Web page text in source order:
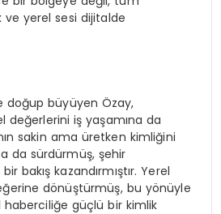
ve yerel sesi dijitalde
doğup büyüyen Özay,
iş yaşamına da
sakin ama üretken kimliğini
da sürdürmüş, şehir
bakış kazandırmıştır. Yerel
dönüştürmüş, bu yönüyle
güçlü bir kimlik